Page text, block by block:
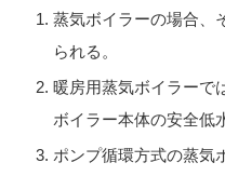
蒸気ボイラーの場合、
られる。
暖房用蒸気ボイラーで
ボイラー本体の安全低
ポンプ循環方式の蒸気